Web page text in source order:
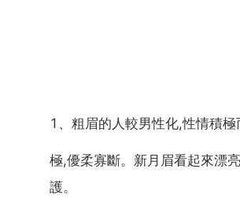
1、粗眉的人較男性化,性情積
極,優柔寡斷。新月眉看起來漂
護。